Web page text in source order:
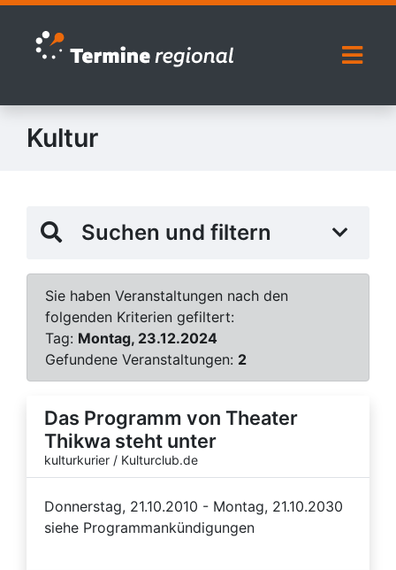
Zur Navigation springen
Zum Inhalt springen
Kultur
Suchen und filtern
Sie haben Veranstaltungen nach den
folgenden Kriterien gefiltert:
Tag: Montag, 23.12.2024
Gefundene Veranstaltungen: 2
Das Programm von Theater
Thikwa steht unter
kulturkurier / Kulturclub.de
Donnerstag, 21.10.2010 - Montag, 21.10.2030
siehe Programmankündigungen